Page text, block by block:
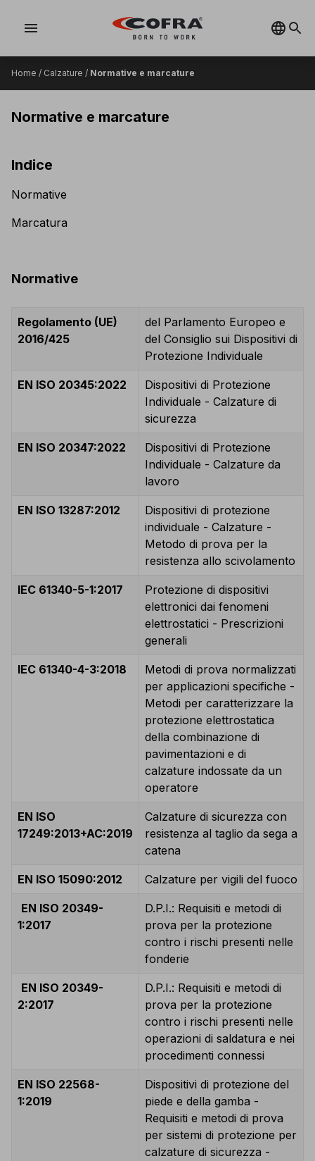
menu
Home / Calzature / Normative e marcature
Normative e marcature
Indice
Normative
Marcatura
Normative
Regolamento (UE)
2016/425
del Parlamento Europeo e
del Consiglio sui Dispositivi di
Protezione Individuale
EN ISO 20345:2022
Dispositivi di Protezione
Individuale - Calzature di
sicurezza
EN ISO 20347:2022
Dispositivi di Protezione
Individuale - Calzature da
lavoro
EN ISO 13287:2012
Dispositivi di protezione
individuale - Calzature -
Metodo di prova per la
resistenza allo scivolamento
IEC 61340-5-1:2017
Protezione di dispositivi
elettronici dai fenomeni
elettrostatici - Prescrizioni
generali
IEC 61340-4-3:2018
Metodi di prova normalizzati
per applicazioni specifiche -
Metodi per caratterizzare la
protezione elettrostatica
della combinazione di
pavimentazioni e di
calzature indossate da un
operatore
EN ISO
17249:2013+AC:2019
Calzature di sicurezza con
resistenza al taglio da sega a
catena
EN ISO 15090:2012 Calzature per vigili del fuoco
EN ISO 20349-
1:2017
D.P.I.: Requisiti e metodi di
prova per la protezione
contro i rischi presenti nelle
fonderie
EN ISO 20349-
2:2017
D.P.I.: Requisiti e metodi di
prova per la protezione
contro i rischi presenti nelle
operazioni di saldatura e nei
procedimenti connessi
EN ISO 22568-
1:2019
Dispositivi di protezione del
piede e della gamba -
Requisiti e metodi di prova
per sistemi di protezione per
calzature di sicurezza -